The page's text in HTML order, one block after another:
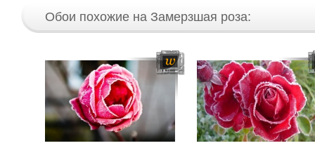
Обои похожие на Замерзшая роза: